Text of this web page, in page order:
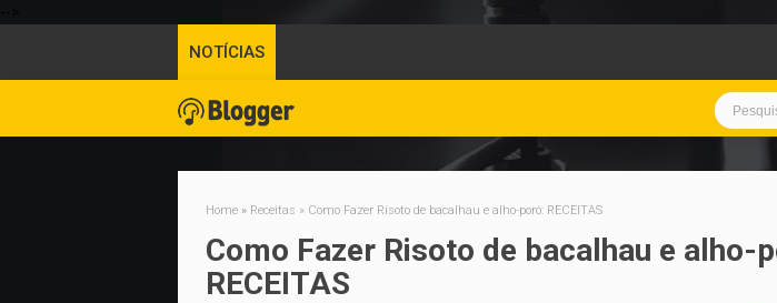
NOTÍCIAS
Home » Receitas » Como Fazer Risoto de bacalhau e alho-poró: RECEITAS
Como Fazer Risoto de bacalhau e alho-
RECEITAS